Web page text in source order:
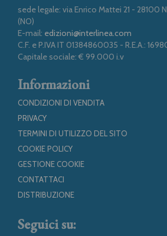
sede legale: via Enrico Mattei 21 - 28100
(NO)
E-mail: edizioni@interlinea.com
C.F. e P.IVA IT 01384860035 - R.E.A.:
Capitale sociale: € 99.000 i.v
Informazioni
CONDIZIONI DI VENDITA
PRIVACY
TERMINI DI UTILIZZO DEL SITO
COOKIE POLICY
GESTIONE COOKIE
CONTATTACI
DISTRIBUZIONE
Seguici su: